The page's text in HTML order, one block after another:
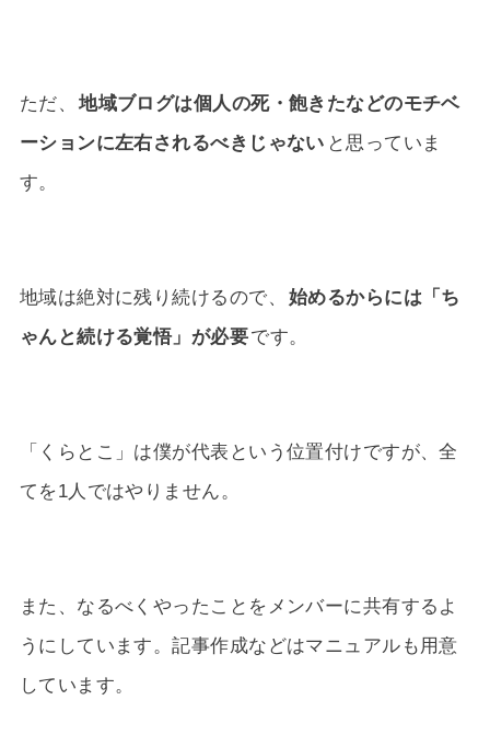
ただ、 地域ブログは個人の死・飽きたなどのモチベ
ーションに左右されるべきじゃない と思っていま
す。
地域は絶対に残り続けるので、
始めるからには「ち
ゃんと続ける覚悟」が必要です。
「くらとこ」は僕が代表という位置付けですが、全
てを1人ではやりません。
また、なるべくやったことをメンバーに共有するよ
うにしています。記事作成などはマニュアルも用意
しています。